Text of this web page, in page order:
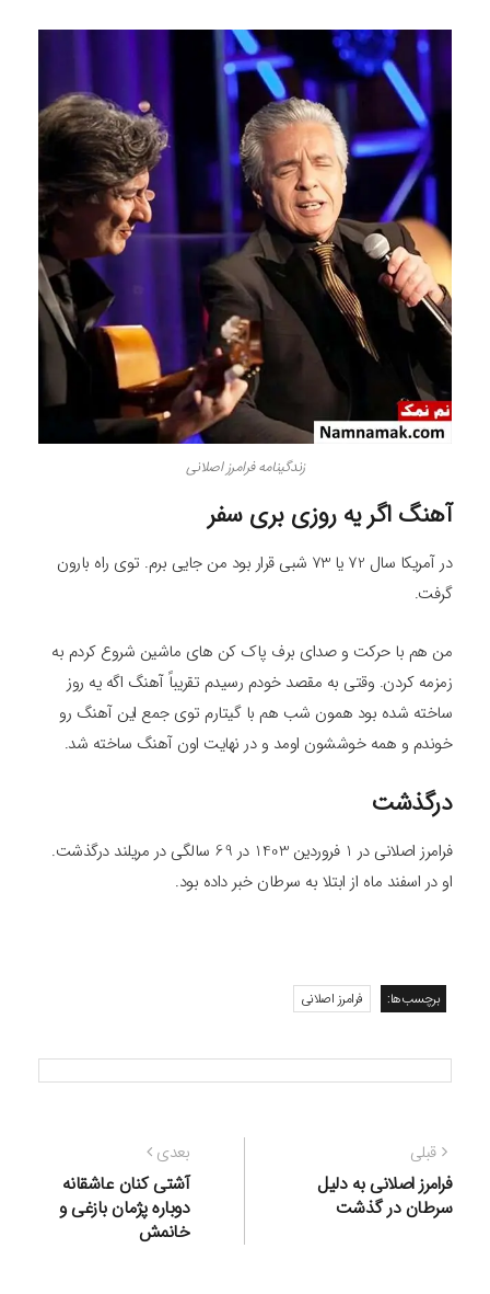
زندگینامه فرامرز اصلانی
آهنگ اگر یه روزی بری سفر
در آمریکا سال 72 یا 73 شبی قرار بود من جایی برم. توی راه بارون
گرفت.
من هم با حرکت و صدای برف پاک کن های ماشین شروع کردم به
زمزمه کردن. وقتی به مقصد خودم رسیدم تقریباً آهنگ اگه یه روز
ساخته شده بود همون شب هم با گیتارم توی جمع این آهنگ رو
خوندم و همه خوششون اومد و در نهایت اون آهنگ ساخته شد.
درگذشت
فرامرز اصلانی در 1 فروردین 1403 در 69 سالگی در مریلند درگذشت.
او در اسفند ماه از ابتلا به سرطان خبر داده بود.
برچسب‌ها: فرامرز اصلانی
راهبری
نوشته
قبلی
قبلی:
فرامرز اصلانی به دلیل
سرطان در گذشت
بعدی
بعدی:
آشتی کنان عاشقانه
دوباره پژمان بازغی و
خانمش